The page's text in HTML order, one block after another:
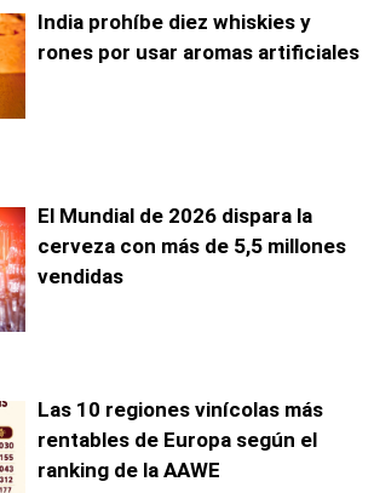
India prohíbe diez whiskies y
rones por usar aromas artificiales
El Mundial de 2026 dispara la
cerveza con más de 5,5 millones
vendidas
Las 10 regiones vinícolas más
rentables de Europa según el
ranking de la AAWE